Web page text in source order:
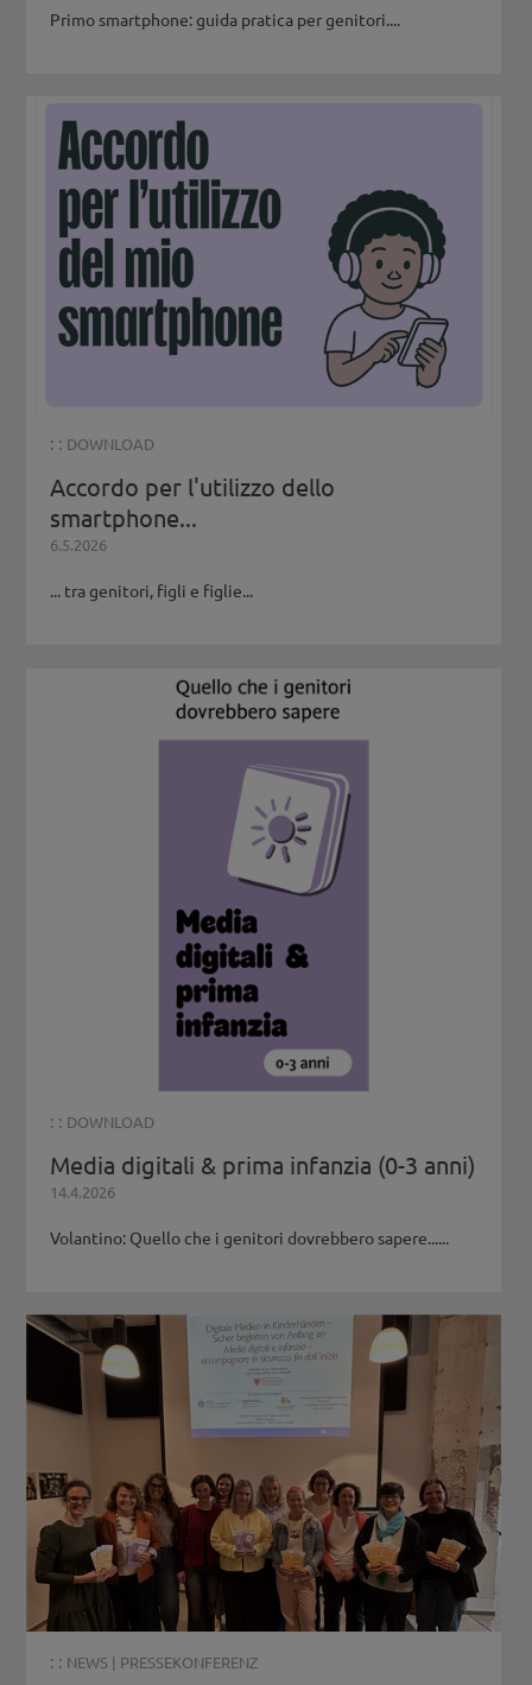
Primo smartphone: guida pratica per genitori....
: : DOWNLOAD
Accordo per l'utilizzo dello
smartphone...
6.5.2026
... tra genitori, figli e figlie...
: : DOWNLOAD
Media digitali & prima infanzia (0-3 anni)
14.4.2026
Volantino: Quello che i genitori dovrebbero sapere......
: : NEWS | PRESSEKONFERENZ